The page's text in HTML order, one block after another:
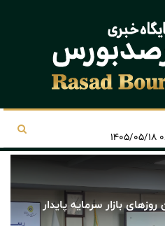
بازار سرمایه پایدار